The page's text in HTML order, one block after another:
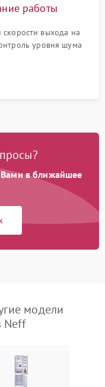
работы
выхода на
уровня шума
и корректного
оттайки.
Вами в ближайшее
модели
Neff